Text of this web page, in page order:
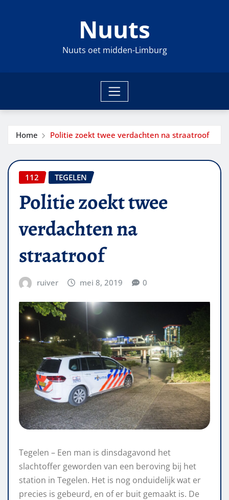
Nuuts
Nuuts oet midden-Limburg
Home Politie zoekt twee verdachten na straatroof
112 TEGELEN
Politie zoekt twee
verdachten na
straatroof
ruiver mei 8, 2019 0
Tegelen – Een man is dinsdagavond het
slachtoffer geworden van een beroving bij het
station in Tegelen. Het is nog onduidelijk wat er
precies is gebeurd, en of er buit gemaakt is. De